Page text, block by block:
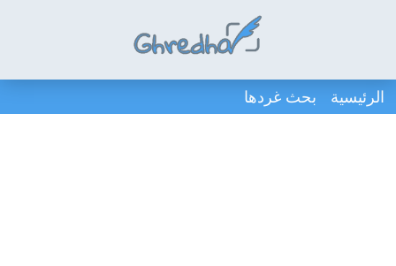
الرئيسية بحث غردها